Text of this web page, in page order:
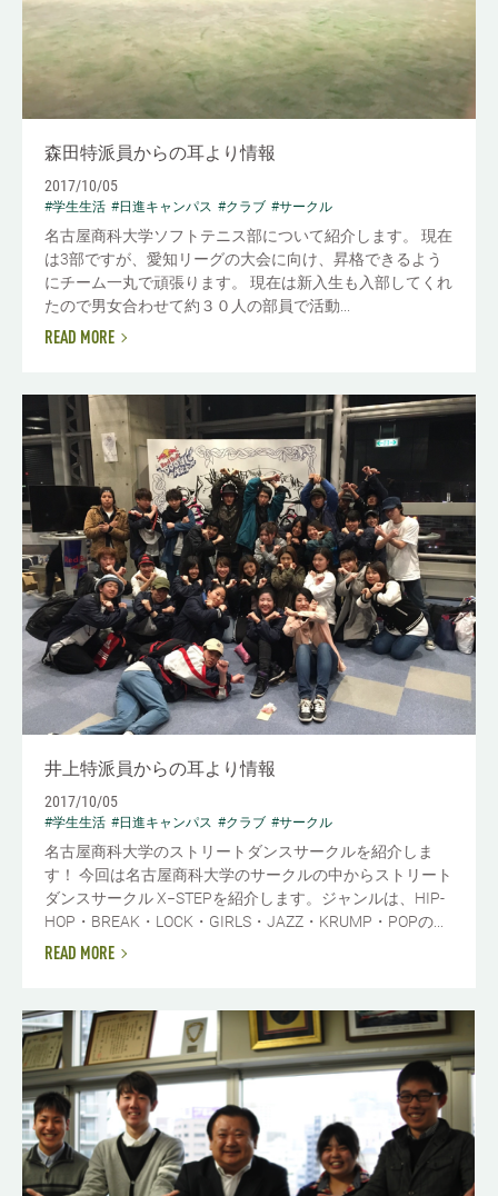
森田特派員からの耳より情報
2017/10/05
#学生生活 #日進キャンパス #クラブ #サークル
名古屋商科大学ソフトテニス部について紹介します。 現在
は3部ですが、愛知リーグの大会に向け、昇格できるよう
にチーム一丸で頑張ります。 現在は新入生も入部してくれ
たので男女合わせて約３０人の部員で活動...
READ MORE
井上特派員からの耳より情報
2017/10/05
#学生生活 #日進キャンパス #クラブ #サークル
名古屋商科大学のストリートダンスサークルを紹介しま
す！ 今回は名古屋商科大学のサークルの中からストリート
ダンスサークル X−STEPを紹介します。ジャンルは、HIP-
HOP・BREAK・LOCK・GIRLS・JAZZ・KRUMP・POPの...
READ MORE